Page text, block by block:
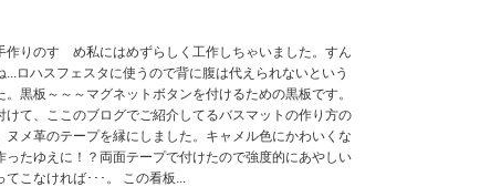
作りのすゝめ私にはめずらしく工作しちゃいました。すん
...ロハスフェスタに使うので背に腹は代えられないという
黒板～～～マグネットボタンを付けるための黒板です。
けて、ここのブログでご紹介してるバスマットの作り方の
ヌメ革のテープを縁にしました。キャメル色にかわいくな
ったゆえに！？両面テープで付けたので強度的にあやしい
こなければ･･･。 この看板...